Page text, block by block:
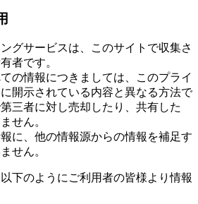
グサービスは、このサイトで収集さ
者です。
の情報につきましては、このプライ
開示されている内容と異なる方法で
三者に対し売却したり、共有した
せん。
に、他の情報源からの情報を補足す
せん。
下のようにご利用者の皆様より情報